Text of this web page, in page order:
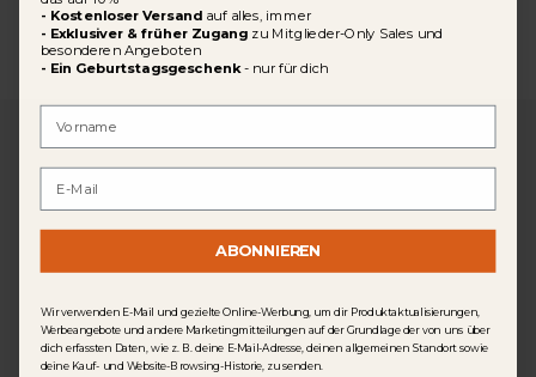
VOITED RECYCLED RIPSTOP
OUTDOOR CAMPING BLANKET -
MONADNOCK BEWERTUNGEN
4.9
- Kostenloser Versand auf alles, immer
- Exklusiver & früher Zugang zu Mitglieder-Only Sales und
besonderen Angeboten
- Ein Geburtstagsgeschenk - nur für dich
First Name
Email
ABONNIEREN
Wir verwenden E-Mail und gezielte Online-Werbung, um dir Produktaktualisierungen,
Werbeangebote und andere Marketingmitteilungen auf der Grundlage der von uns über
dich erfassten Daten, wie z. B. deine E-Mail-Adresse, deinen allgemeinen Standort sowie
deine Kauf- und Website-Browsing-Historie, zu senden.